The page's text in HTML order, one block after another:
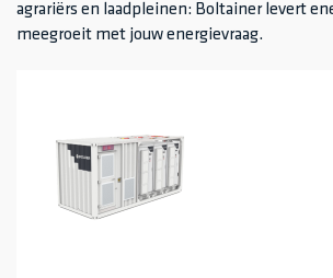
Adviseurs & projectpartners
agrariërs en laadpleinen: Boltainer levert
meegroeit met jouw energievraag.